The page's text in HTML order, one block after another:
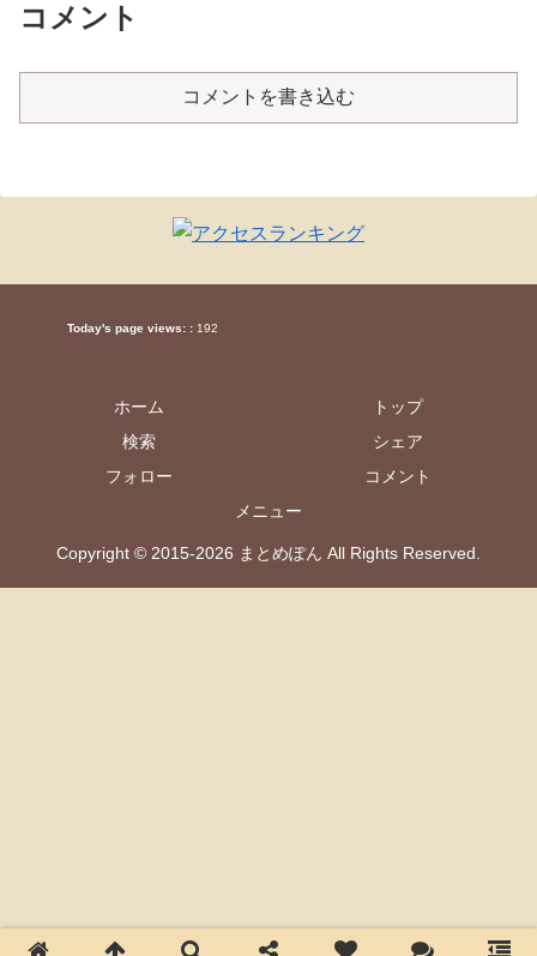
コメント
コメントを書き込む
Today's page views: : 192
ホーム
トップ
検索
シェア
フォロー
コメント
メニュー
Copyright © 2015-2026 まとめぽん All Rights Reserved.